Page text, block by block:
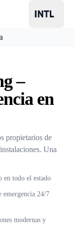
–
en
propietarios de
Una
en todo el estado
emergencia 24/7
modernas y